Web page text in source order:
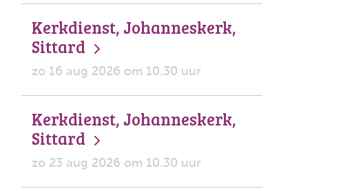
Kerkdienst, Johanneskerk,
Sittard
zo 16 aug 2026 om 10.30 uur
Kerkdienst, Johanneskerk,
Sittard
zo 23 aug 2026 om 10.30 uur